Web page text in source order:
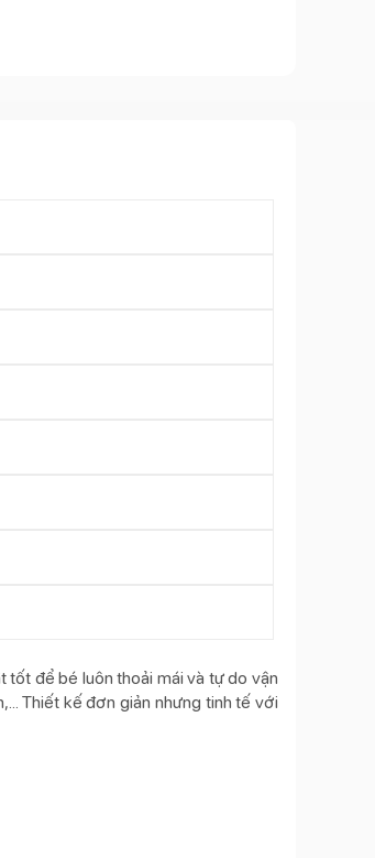
tốt để bé luôn thoải mái và tự do vận
Thiết kế đơn giản nhưng tinh tế với